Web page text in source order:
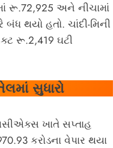
રૂ.72,925 અને નીચામાં
થયો હતો. ચાંદી-મિની
રૂ.2,419 ઘટી
સુધારો
ખાતે સપ્તાહ
કરોડના વેપાર થયા